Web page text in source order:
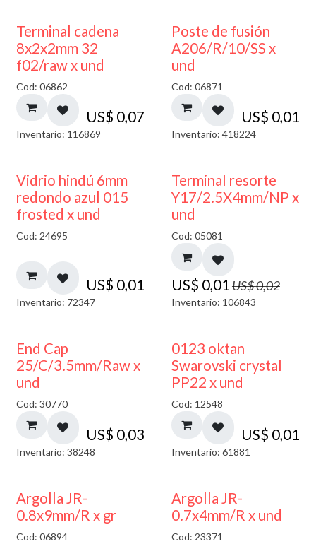
Terminal cadena
8x2x2mm 32
f02/raw x und
Cod: 06862
US$ 0,07
Inventario: 116869
Poste de fusión
A206/R/10/SS x
und
Cod: 06871
US$ 0,01
Inventario: 418224
40% DESCUENTO
Vidrio hindú 6mm
redondo azul 015
frosted x und
Cod: 24695
US$ 0,01
Inventario: 72347
50% DESCUENTO
Terminal resorte
Y17/2.5X4mm/NP x
und
Cod: 05081
US$ 0,01 US$0,02
Inventario: 106843
End Cap
25/C/3.5mm/Raw x
und
Cod: 30770
US$ 0,03
Inventario: 38248
0123 oktan
Swarovski crystal
PP22 x und
Cod: 12548
US$ 0,01
Inventario: 61881
Argolla JR-
0.8x9mm/R x gr
Cod: 06894
Argolla JR-
0.7x4mm/R x und
Cod: 23371